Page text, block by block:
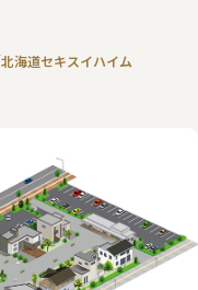
北海道セキスイハイム